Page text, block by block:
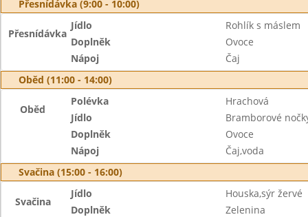
Přesnídávka (9:00 - 10:00)
Přesnídávka
Jídlo
Rohlík s máslem
Doplněk
Ovoce
Nápoj
Čaj
Oběd (11:00 - 14:00)
Oběd
Polévka
Hrachová
Jídlo
Bramborové
Doplněk
Ovoce
Nápoj
Čaj,voda
Svačina (15:00 - 16:00)
Svačina
Jídlo
Houska,sýr žervé
Doplněk
Zelenina